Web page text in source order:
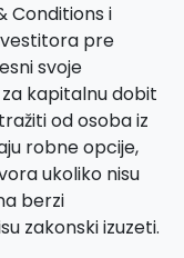
Conditions i
pre
svoje
kapitalnu dobit
od osoba iz
robne opcije,
ukoliko nisu
berzi
zakonski izuzeti.